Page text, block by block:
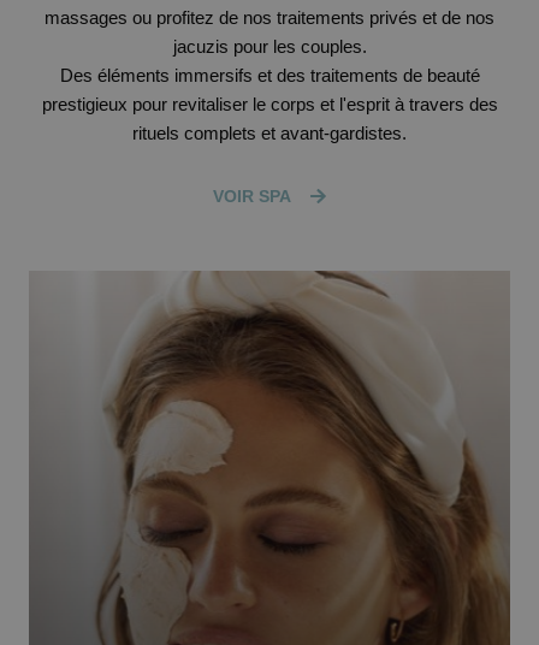
massages ou profitez de nos traitements privés et de nos
jacuzis pour les couples.
Des éléments immersifs et des traitements de beauté
prestigieux pour revitaliser le corps et l'esprit à travers des
rituels complets et avant-gardistes.
VOIR SPA